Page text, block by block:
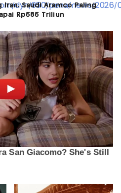
Iran, Saudi Aramco Paling
Rp585 Triliun